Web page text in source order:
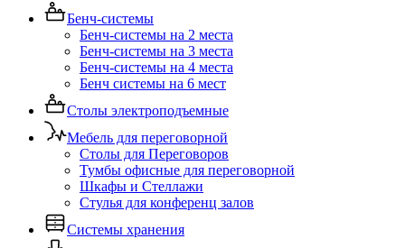
Бенч-системы
Бенч-системы на 2 места
Бенч-системы на 3 места
Бенч-системы на 4 места
Бенч системы на 6 мест
Столы электроподъемные
Мебель для переговорной
Столы для Переговоров
Тумбы офисные для переговорной
Шкафы и Стеллажи
Стулья для конференц залов
Системы хранения